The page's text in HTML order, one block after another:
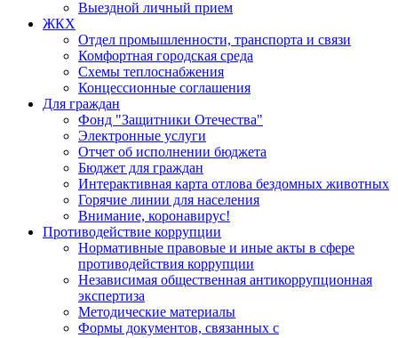
Выездной личный прием
ЖКХ
Отдел промышленности, транспорта и связи
Комфортная городская среда
Схемы теплоснабжения
Концессионные соглашения
Для граждан
Фонд "Защитники Отечества"
Электронные услуги
Отчет об исполнении бюджета
Бюджет для граждан
Интерактивная карта отлова бездомных животных
Горячие линии для населения
Внимание, коронавирус!
Противодействие коррупции
Нормативные правовые и иные акты в сфере
противодействия коррупции
Независимая общественная антикоррупционная
экспертиза
Методические материалы
Формы документов, связанных с